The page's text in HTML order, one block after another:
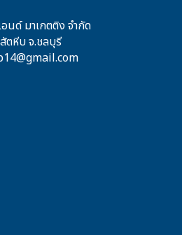
นด์ มาเกตติง จำกัด
ตหีบ จ.ชลบุรี